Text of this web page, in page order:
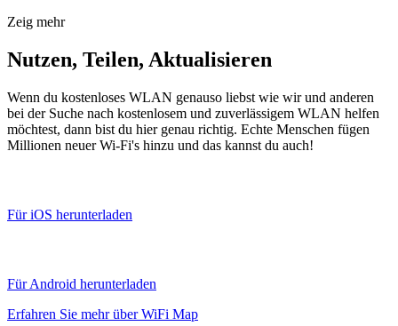
Zeig mehr
Nutzen, Teilen, Aktualisieren
Wenn du kostenloses WLAN genauso liebst wie wir und anderen
bei der Suche nach kostenlosem und zuverlässigem WLAN helfen
möchtest, dann bist du hier genau richtig. Echte Menschen fügen
Millionen neuer Wi-Fi's hinzu und das kannst du auch!
Für iOS herunterladen
Für Android herunterladen
Erfahren Sie mehr über WiFi Map